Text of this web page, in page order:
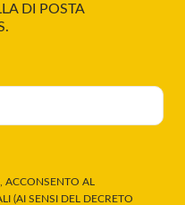
DI POSTA
ACCONSENTO AL
(AI SENSI DEL DECRETO